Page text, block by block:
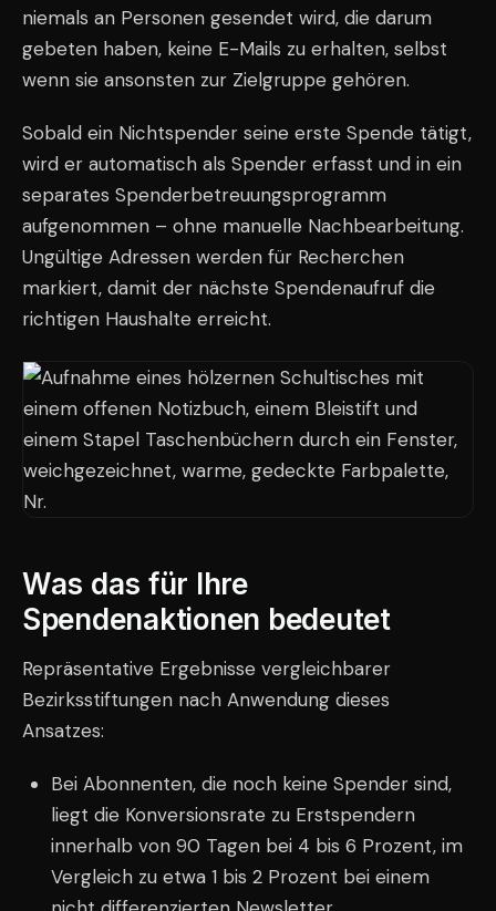
niemals an Personen gesendet wird, die darum
gebeten haben, keine E-Mails zu erhalten, selbst
wenn sie ansonsten zur Zielgruppe gehören.
Sobald ein Nichtspender seine erste Spende tätigt,
wird er automatisch als Spender erfasst und in ein
separates Spenderbetreuungsprogramm
aufgenommen – ohne manuelle Nachbearbeitung.
Ungültige Adressen werden für Recherchen
markiert, damit der nächste Spendenaufruf die
richtigen Haushalte erreicht.
Was das für Ihre
Spendenaktionen bedeutet
Repräsentative Ergebnisse vergleichbarer
Bezirksstiftungen nach Anwendung dieses
Ansatzes:
Bei Abonnenten, die noch keine Spender sind,
liegt die Konversionsrate zu Erstspendern
innerhalb von 90 Tagen bei 4 bis 6 Prozent, im
Vergleich zu etwa 1 bis 2 Prozent bei einem